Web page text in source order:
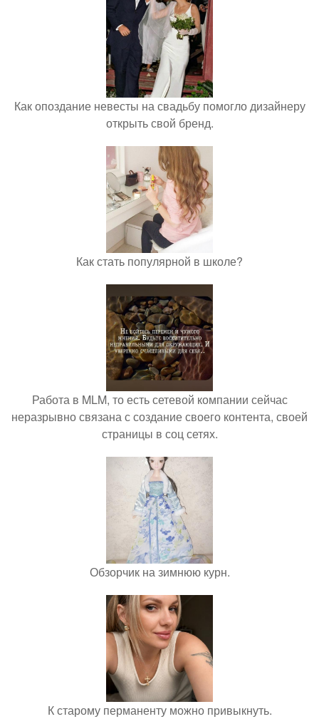
Как опоздание невесты на свадьбу помогло дизайнеру
открыть свой бренд.
Как стать популярной в школе?
Работа в MLM, то есть сетевой компании сейчас
неразрывно связана с создание своего контента, своей
страницы в соц сетях.
Обзорчик на зимнюю курн.
К старому перманенту можно привыкнуть.